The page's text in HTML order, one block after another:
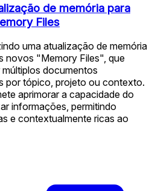
de memória para
Files
uma atualização de memória
novos "Memory Files", que
documentos
por tópico, projeto ou contexto.
aprimorar a capacidade do
informações, permitindo
e contextualmente ricas ao